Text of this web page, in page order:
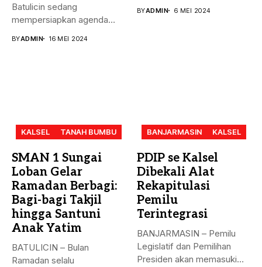
Batulicin sedang
mempersiapkan agenda
BYADMIN 16 MEI 2024
BYADMIN 6 MEI 2024
KALSEL TANAH BUMBU
SMAN 1 Sungai
Loban Gelar
Ramadan Berbagi:
Bagi-bagi Takjil
hingga Santuni
Anak Yatim
BATULICIN – Bulan
Ramadan selalu
BANJARMASIN KALSEL
PDIP se Kalsel
Dibekali Alat
Rekapitulasi
Pemilu
Terintegrasi
BANJARMASIN – Pemilu
Legislatif dan Pemilihan
Presiden akan memasuki